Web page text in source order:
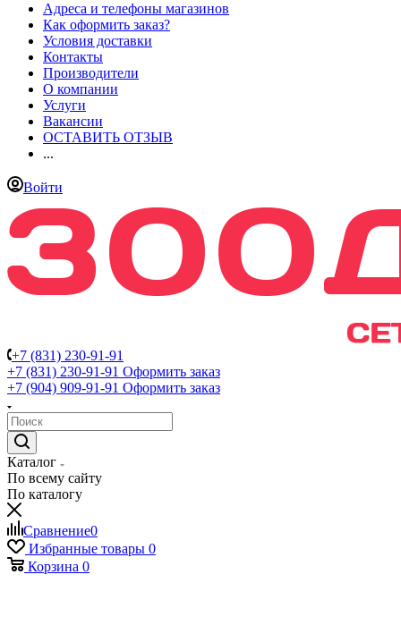
Адреса и телефоны магазинов
Как оформить заказ?
Условия доставки
Контакты
Производители
О компании
Услуги
Вакансии
ОСТАВИТЬ ОТЗЫВ
...
Войти
+7 (831) 230-91-91
+7 (831) 230-91-91 Оформить заказ
+7 (904) 909-91-91 Оформить заказ
Каталог
По всему сайту
По каталогу
Сравнение0
Избранные товары 0
Корзина 0